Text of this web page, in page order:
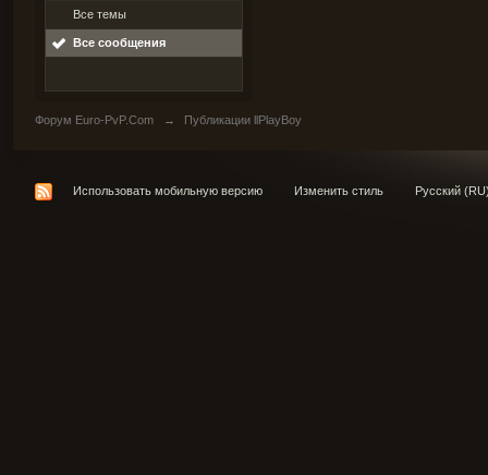
Все темы
Все сообщения
Форум Euro-PvP.Com → Публикации llPlayBoy
Использовать мобильную версию Изменить стиль Русский